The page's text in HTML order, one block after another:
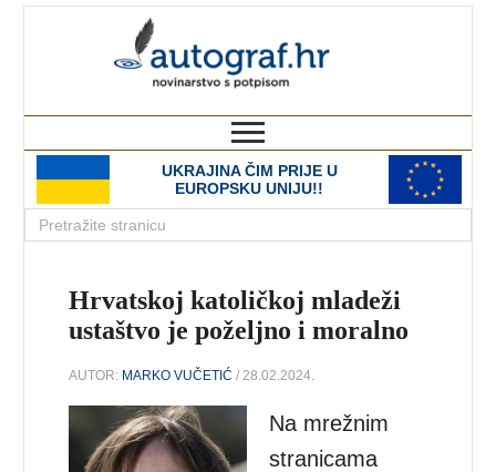
UKRAJINA ČIM PRIJE U
EUROPSKU UNIJU!!
Hrvatskoj katoličkoj mladeži
ustaštvo je poželjno i moralno
AUTOR: MARKO VUČETIĆ / 28.02.2024.
Na mrežnim
stranicama